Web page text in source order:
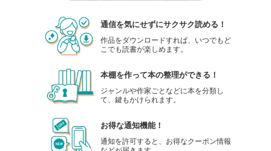
通信を気にせずにサクサク読める！
作品をダウンロードすれば、いつでもど
こでも読書が楽しめます。
本棚を作って本の整理ができる！
ジャンルや作家ごとなどに本を分類し
て、鍵もかけられます。
お得な通知機能！
通知を許可すると、お得なクーポン情報